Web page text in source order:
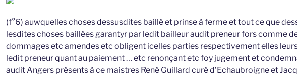
(f°6) auwquelles choses dessusdites baillé et prinse à ferme et tout ce que
lesdites choses baillées garantyr par ledit bailleur audit preneur fors comme
dommages etc amendes etc obligent icelles parties respectivement elles
ledit preneur quant au paiement … etc renonçant etc foy jugement et
audit Angers présents à ce maistres René Guillard curé d’Echaubroigne et